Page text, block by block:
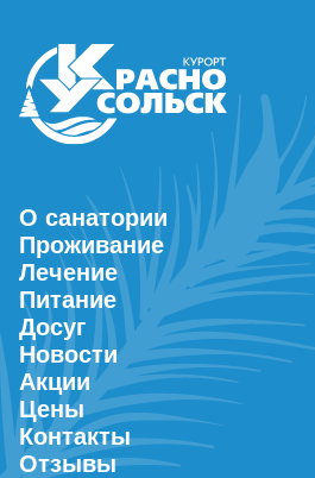
О санатории
Проживание
Лечение
Питание
Досуг
Новости
Акции
Цены
Контакты
Отзывы